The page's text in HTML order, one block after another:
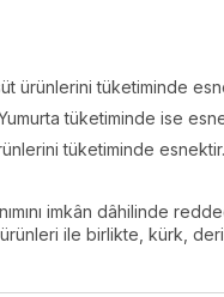
ürünlerini tüketiminde
tüketiminde ise
tüketiminde esnektir.
imkân dâhilinde
ile birlikte, kürk,